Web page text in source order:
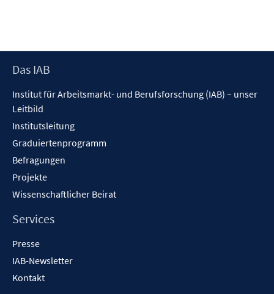
Footer
Das IAB
Institut für Arbeitsmarkt- und Berufsforschung (IAB) – unser
Leitbild
Institutsleitung
Graduiertenprogramm
Befragungen
Projekte
Wissenschaftlicher Beirat
Services
Presse
IAB-Newsletter
Kontakt